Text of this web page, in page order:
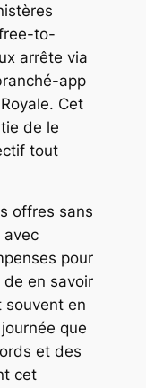
to-
arrête via
app
Cet
de le
tout
offres sans
avec
pour
de en savoir
souvent en
que
et des
cet